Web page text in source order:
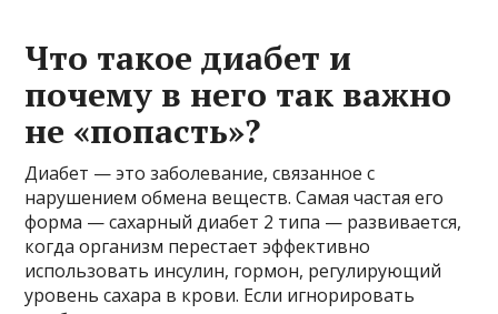
Что такое диабет и
почему в него так важно
не «попасть»?
Диабет — это заболевание, связанное с
нарушением обмена веществ. Самая частая его
форма — сахарный диабет 2 типа — развивается,
когда организм перестает эффективно
использовать инсулин, гормон, регулирующий
уровень сахара в крови. Если игнорировать